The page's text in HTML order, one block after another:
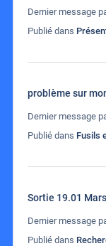
Dernier message
Publié dans
problème sur
Dernier message
Publié dans Fusils
Sortie 19.01
Dernier message
Publié dans